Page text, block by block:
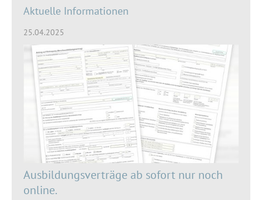
Aktuelle Informationen
25.04.2025
Ausbildungsverträge ab sofort nur noch
online.